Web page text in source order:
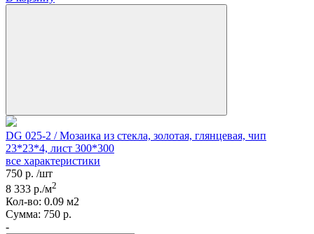
DG 025-2 / Мозаика из стекла, золотая, глянцевая, чип
23*23*4, лист 300*300
все характеристики
750 р. /шт
8 333 р./м2
Кол-вo: 0.09 м2
Сумма: 750 р.
-